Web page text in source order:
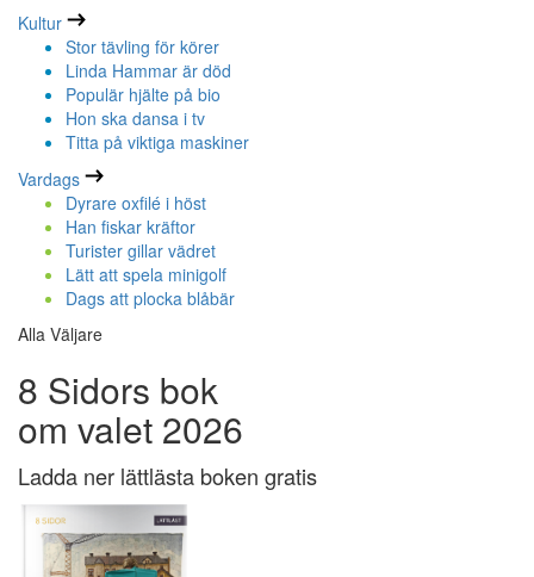
Kultur
Stor tävling för körer
Linda Hammar är död
Populär hjälte på bio
Hon ska dansa i tv
Titta på viktiga maskiner
Vardags
Dyrare oxfilé i höst
Han fiskar kräftor
Turister gillar vädret
Lätt att spela minigolf
Dags att plocka blåbär
Alla Väljare
8 Sidors bok
om valet 2026
Ladda ner lättlästa boken gratis